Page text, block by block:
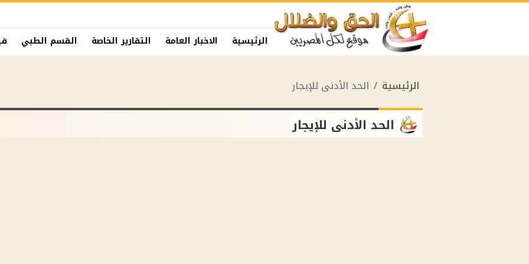
الرئيسية الاخبار العامة التقارير الخاصة القسم الطبي
الرئيسية الحد الأدنى للإيجار
الحد الأدنى للإيجار